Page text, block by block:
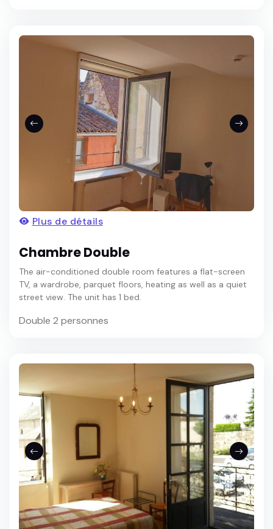
Plus de détails
Chambre Double
The air-conditioned double room features a flat-screen
TV, a wardrobe, parquet floors, heating as well as a quiet
street view. The unit has 1 bed.
Double 2 personnes